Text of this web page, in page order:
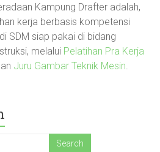
Kampung Drafter adalah,
kerja berbasis kompetensi
SDM siap pakai di bidang
melalui Pelatihan Pra Kerja
Juru Gambar Teknik Mesin